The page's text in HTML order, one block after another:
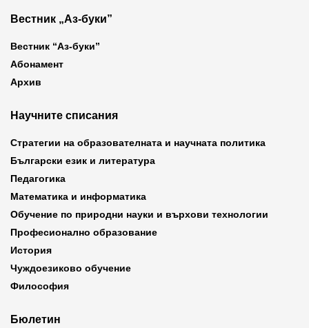
Вестник „Аз-буки”
Вестник “Аз-буки”
Абонамент
Архив
Научните списания
Стратегии на образователната и научната политика
Български език и литература
Педагогика
Математика и информатика
Обучение по природни науки и върхови технологии
Професионално образование
История
Чуждоезиково обучение
Философия
Бюлетин